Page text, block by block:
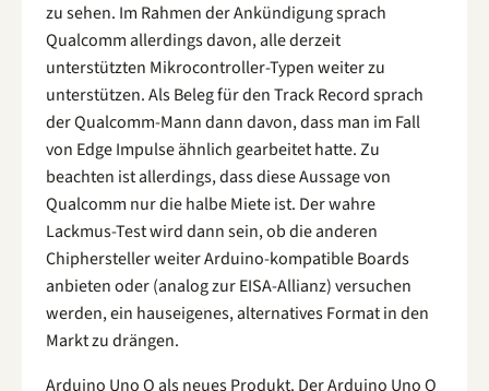
zu sehen. Im Rahmen der Ankündigung sprach
Qualcomm allerdings davon, alle derzeit
unterstützten Mikrocontroller-Typen weiter zu
unterstützen. Als Beleg für den Track Record sprach
der Qualcomm-Mann dann davon, dass man im Fall
von Edge Impulse ähnlich gearbeitet hatte. Zu
beachten ist allerdings, dass diese Aussage von
Qualcomm nur die halbe Miete ist. Der wahre
Lackmus-Test wird dann sein, ob die anderen
Chiphersteller weiter Arduino-kompatible Boards
anbieten oder (analog zur EISA-Allianz) versuchen
werden, ein hauseigenes, alternatives Format in den
Markt zu drängen.
Arduino Uno Q als neues Produkt. Der Arduino Uno Q